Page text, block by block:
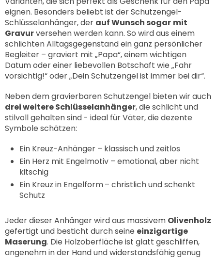
eignen. Besonders beliebt ist derSchutzengel-
Schlüsselanhänger, der auf Wunsch sogar mit
Gravurversehen werden kann. So wird aus einem
schlichten Alltagsgegenstand ein ganz persönlicher
Begleiter – graviert mit „Papa“, einem wichtigen
Datum oder einer liebevollen Botschaft wie „Fahr
vorsichtig!“ oder „Dein Schutzengel ist immer bei dir“.
Neben dem gravierbaren Schutzengel bieten wir auch
drei weitere Schlüsselanhänger, die schlicht und
stilvoll gehalten sind - ideal für Väter, die dezente
Symbole schätzen:
Ein Kreuz-Anhänger – klassisch und zeitlos
Ein Herz mit Engelmotiv – emotional, aber nicht
kitschig
Ein Kreuz in Engelform– christlich und schenkt
Schutz
Jeder dieser Anhänger wird aus massivem Olivenholz
gefertigt und besticht durch seine einzigartige
Maserung. Die Holzoberfläche ist glatt geschliffen,
angenehm in der Hand und widerstandsfähig genug